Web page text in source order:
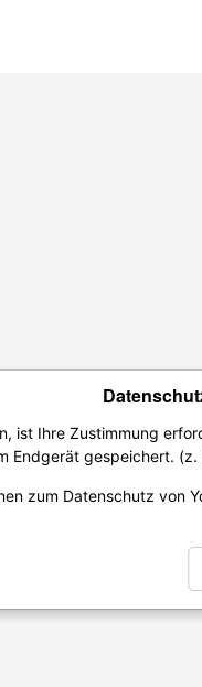
ist Ihre Zustimmung
Endgerät gespeichert.
zum Datenschutz von